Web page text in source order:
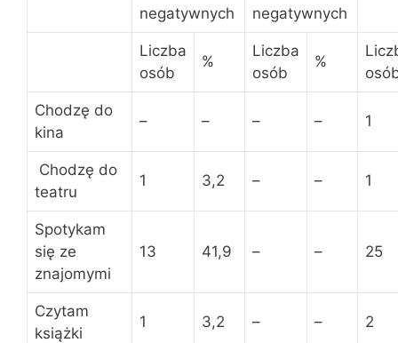
negatywnych
negatywnych
Liczba
osób
%
Liczba
osób
%
Chodzę do
kina
– – – – 1
Chodzę do
teatru
1 3,2 – – 1
Spotykam
się ze
znajomymi
13 41,9 – – 25
Czytam
książki
1 3,2 – – 2